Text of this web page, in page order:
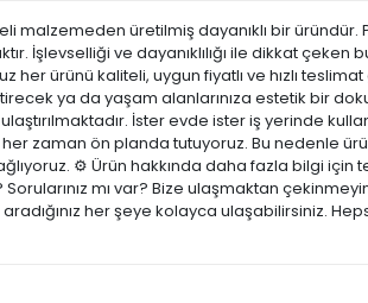
malzemeden üretilmiş dayanıklı bir
İşlevselliği ve dayanıklılığı ile dikkat
ürünü kaliteli, uygun fiyatlı ve hızlı
ya da yaşam alanlarınıza estetik bir
İster evde ister iş yerinde
zaman ön planda tutuyoruz. Bu nedenle
⚙️ Ürün hakkında daha fazla bilgi
mı var? Bize ulaşmaktan
her şeye kolayca ulaşabilirsiniz.